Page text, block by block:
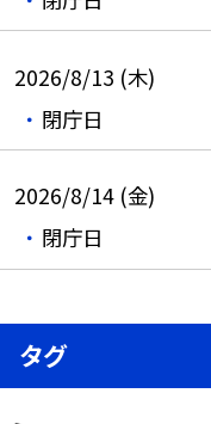
2026/8/13 (木)
閉庁日
2026/8/14 (金)
閉庁日
タグ